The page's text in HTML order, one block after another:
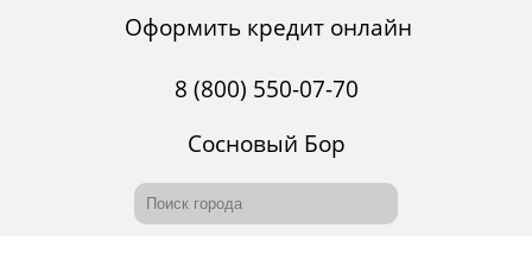
Оформить кредит онлайн
8 (800) 550-07-70
Сосновый Бор